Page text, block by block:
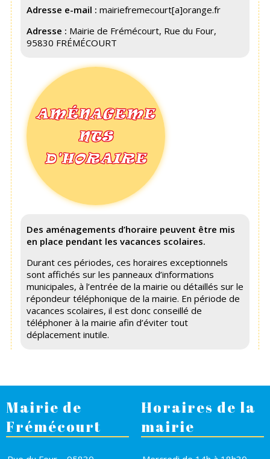
Adresse e-mail : mairiefremecourt[a]orange.fr
Adresse : Mairie de Frémécourt, Rue du Four,
95830 FRÉMÉCOURT
AMÉNAGEME
NTS
D'HORAIRE
Des aménagements d’horaire peuvent être mis
en place pendant les vacances scolaires.
Durant ces périodes, ces horaires exceptionnels
sont affichés sur les panneaux d’informations
municipales, à l’entrée de la mairie ou détaillés sur le
répondeur téléphonique de la mairie. En période de
vacances scolaires, il est donc conseillé de
téléphoner à la mairie afin d’éviter tout
déplacement inutile.
Mairie de
Frémécourt
Horaires de la
mairie